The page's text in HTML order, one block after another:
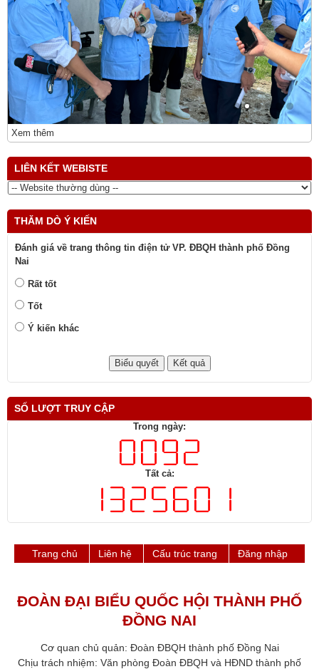
Xem thêm
LIÊN KẾT WEBISTE
THĂM DÒ Ý KIẾN
Đánh giá về trang thông tin điện tử VP. ĐBQH thành phố Đồng
Nai
Rất tốt
Tốt
Ý kiến khác
SỐ LƯỢT TRUY CẬP
Trong ngày:
Tất cả:
Trang chủ Liên hệ Cấu trúc trang Đăng nhập
ĐOÀN ĐẠI BIỂU QUỐC HỘI THÀNH PHỐ
ĐỒNG NAI
Cơ quan chủ quản: Đoàn ĐBQH thành phố Đồng Nai
Chịu trách nhiệm: Văn phòng Đoàn ĐBQH và HĐND thành phố​